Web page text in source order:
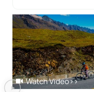
Watch Video>>